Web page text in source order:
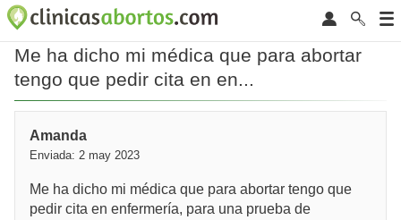
Me ha dicho mi médica que para abortar
tengo que pedir cita en en...
Amanda
Enviada: 2 may 2023
Me ha dicho mi médica que para abortar tengo que
pedir cita en enfermería, para una prueba de